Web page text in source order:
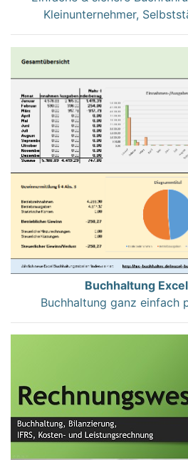
Kleinunternehmer,
Buchhaltung
Buchhaltung ganz einfach